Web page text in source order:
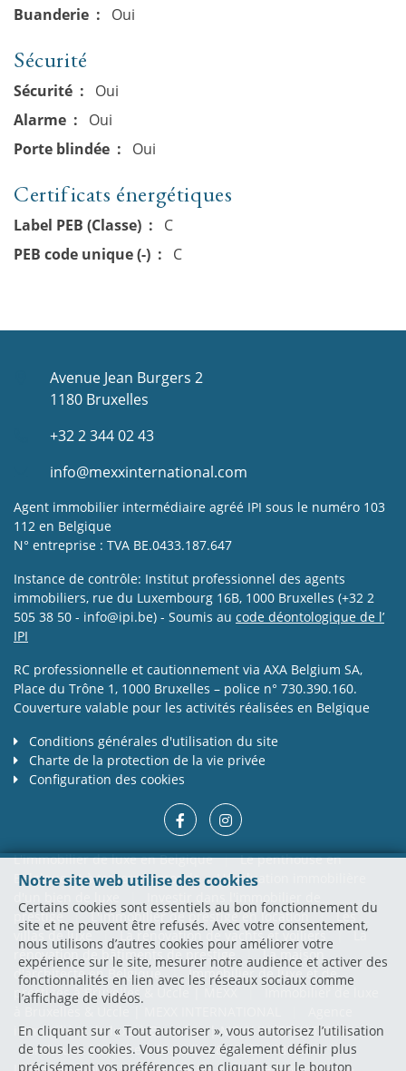
Buanderie Oui
Sécurité
Sécurité
Oui
Alarme
Oui
Porte blindée
Oui
Certificats énergétiques
Label PEB (Classe)
C
PEB code unique (-)
C
Notre site web utilise des cookies
Certains cookies sont essentiels au bon fonctionnement du
site et ne peuvent être refusés. Avec votre consentement,
nous utilisons d’autres cookies pour améliorer votre
expérience sur le site, mesurer notre audience et activer des
fonctionnalités en lien avec les réseaux sociaux comme
l’affichage de vidéos.
En cliquant sur « Tout autoriser », vous autorisez l’utilisation
de tous les cookies. Vous pouvez également définir plus
précisément vos préférences en cliquant sur le bouton
Avenue Jean Burgers 2
1180 Bruxelles
+32 2 344 02 43
info@mexxinternational.com
Agent immobilier intermédiaire agréé IPI sous le numéro 103
112 en Belgique
N° entreprise : TVA BE.0433.187.647
Instance de contrôle: Institut professionnel des agents
immobiliers, rue du Luxembourg 16B, 1000 Bruxelles (+32 2
505 38 50 - info@ipi.be) - Soumis au code déontologique de l’
IPI
RC professionnelle et cautionnement via AXA Belgium SA,
Place du Trône 1, 1000 Bruxelles – police n° 730.390.160.
Couverture valable pour les activités réalisées en Belgique
Conditions générales d'utilisation du site
Charte de la protection de la vie privée
Configuration des cookies
L'immobilier de luxe en Belgique | Le penthouse en
Belgique et à travers le monde
L'évaluation immobilière
prestige | L'immobilier de prestige en location | Les
villas de luxe | La rénovation de yachts et voiliers | La
rénovation de bâtiments de prestige | La maison
d'architecte en Belgique | Immobilier de luxe et de
prestiges à Bruxelles & Uccle | MEXX
à Bruxelles & Uccle | MEXX INTERNATIONAL
immobilière de luxe à Bruxelles | MEXX INTERNATIONAL |
Penthouse à vendre à Bruxelles & Uccle | MEXX